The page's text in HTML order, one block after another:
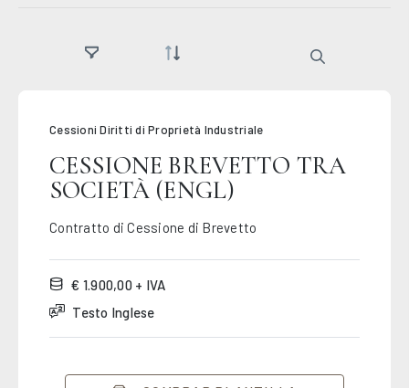
Cessioni Diritti di Proprietà Industriale
CESSIONE BREVETTO TRA
SOCIETÀ (ENGL)
Contratto di Cessione di Brevetto
€ 1.900,00 + IVA
Testo Inglese